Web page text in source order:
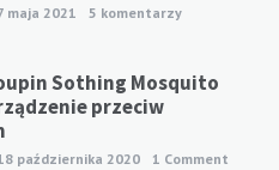
maja 2021
5 komentarzy
Sothing Mosquito
przeciw
października 2020
1 Comment